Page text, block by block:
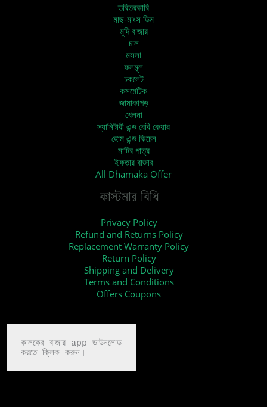
তরিতরকারি
মাছ-মাংস ডিম
মুদি বাজার
চাল
মসলা
ফলমূল
চকলেট
কসমেটিক
জামাকাপড়
খেলনা
স্যানিটারী এন্ড বেবি কেয়ার
হোম এন্ড কিচেন
মাটির পাত্র
ইফতার বাজার
All Dhamaka Offer
কাস্টমার বিধি
Privacy Policy
Refund and Returns Policy
Replacement Warranty Policy
Return Policy
Shipping and Delivery
Terms and Conditions
Offers Coupons
কালকের বাজার app ডাউনলোড
করতে ক্লিক করুন।